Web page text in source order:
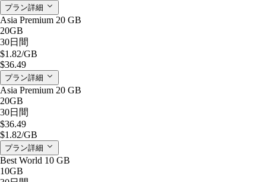
プラン詳細
Asia Premium 20 GB
20GB
30日間
$1.82/GB
$36.49
プラン詳細
Asia Premium 20 GB
20GB
30日間
$36.49
$1.82/GB
プラン詳細
Best World 10 GB
10GB